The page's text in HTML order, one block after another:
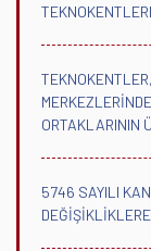
ORTAKLARININ
5746 SAYILI